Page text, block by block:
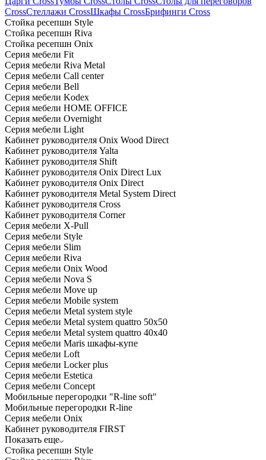
CrossСтеллажи CrossШкафы CrossБрифинги Cross
Стойка ресепшн Style
Стойка ресепшн Riva
Стойка ресепшн Onix
Серия мебели Fit
Серия мебели Riva Metal
Серия мебели Call center
Серия мебели Bell
Серия мебели Kodex
Серия мебели HOME OFFICE
Серия мебели Overnight
Серия мебели Light
Кабинет руководителя Onix Wood Direct
Кабинет руководителя Yalta
Кабинет руководителя Shift
Кабинет руководителя Onix Direct Lux
Кабинет руководителя Onix Direct
Кабинет руководителя Metal System Direct
Кабинет руководителя Cross
Кабинет руководителя Corner
Серия мебели X-Pull
Серия мебели Style
Серия мебели Slim
Серия мебели Riva
Серия мебели Onix Wood
Серия мебели Nova S
Серия мебели Move up
Серия мебели Mobile system
Серия мебели Metal system style
Серия мебели Metal system quattro 50x50
Серия мебели Metal system quattro 40x40
Серия мебели Maris шкафы-купе
Серия мебели Loft
Серия мебели Locker plus
Серия мебели Estetica
Серия мебели Concept
Мобильные перегородки "R-line soft"
Мобильные перегородки R-line
Серия мебели Onix
Кабинет руководителя FIRST
Показать еще
Стойка ресепшн Style